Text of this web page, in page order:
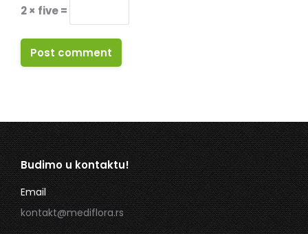
2 × five =
Post comment
Budimo u kontaktu!
Email
kontakt@mediflora.rs